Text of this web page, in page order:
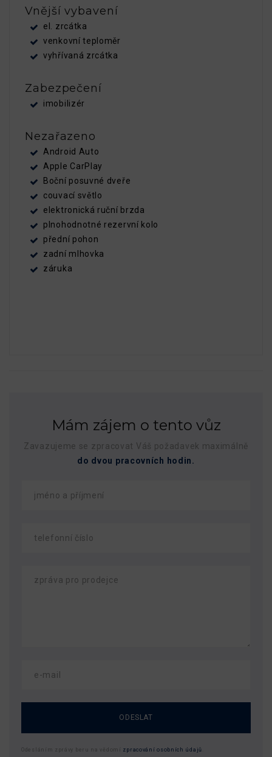
Vnější vybavení
el. zrcátka
venkovní teploměr
vyhřívaná zrcátka
Zabezpečení
imobilizér
Nezařazeno
Android Auto
Apple CarPlay
Boční posuvné dveře
couvací světlo
elektronická ruční brzda
plnohodnotné rezervní kolo
přední pohon
zadní mlhovka
záruka
Mám zájem o tento vůz
Zavazujeme se zpracovat Váš požadavek maximálně
do dvou pracovních hodin.
ODESLAT
Odesláním zprávy beru na vědomí zpracování osobních údajů